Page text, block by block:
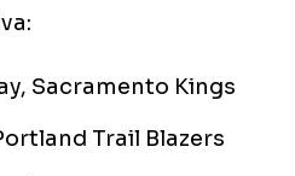
Sacramento Kings
Trail Blazers